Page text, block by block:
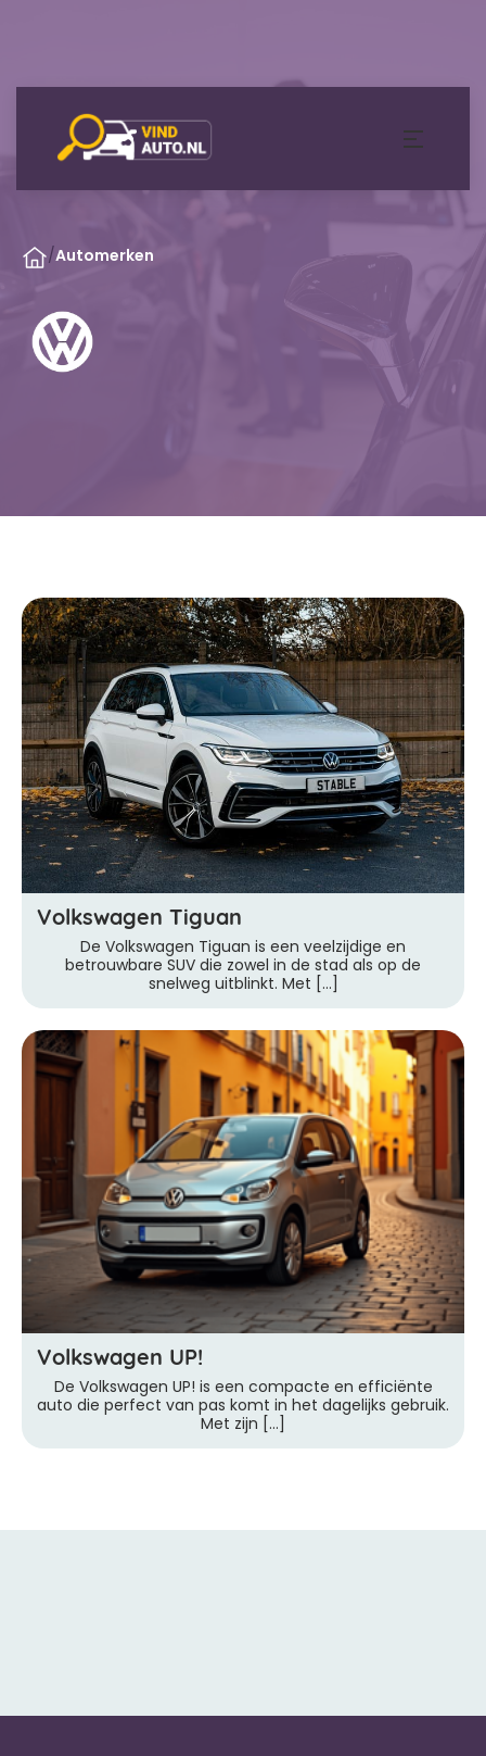
/Automerken
Volkswagen Tiguan
De Volkswagen Tiguan is een veelzijdige en
betrouwbare SUV die zowel in de stad als op de
snelweg uitblinkt. Met […]
Volkswagen UP!
De Volkswagen UP! is een compacte en efficiënte
auto die perfect van pas komt in het dagelijks gebruik.
Met zijn […]